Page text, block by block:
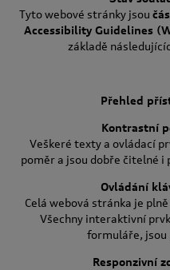
Tyto webové stránky jsou
Accessibility Guidelines
základě
Přehled
Kontrastní
Veškeré texty a ovládací
poměr a jsou dobře čitelné i
Ovládání
Celá webová stránka je
Všechny interaktivní
formuláře, jsou
Responzivní